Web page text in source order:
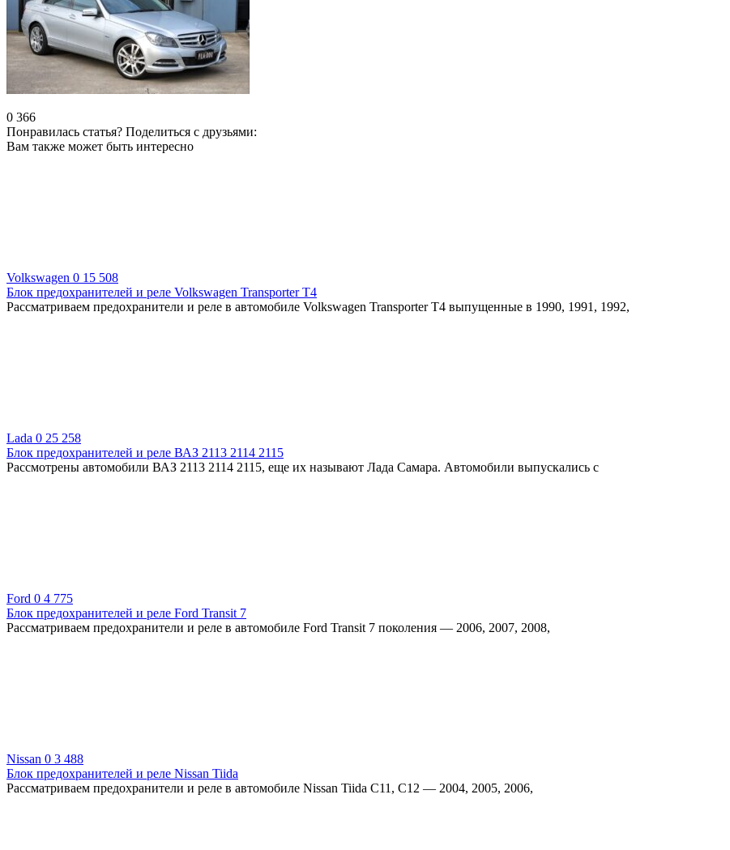
0 366
Понравилась статья? Поделиться с друзьями:
Вам также может быть интересно
Volkswagen 0 15 508
Блок предохранителей и реле Volkswagen Transporter T4
Рассматриваем предохранители и реле в автомобиле Volkswagen Transporter T4 выпущенные в 1990, 1991, 1992,
Lada 0 25 258
Блок предохранителей и реле ВАЗ 2113 2114 2115
Рассмотрены автомобили ВАЗ 2113 2114 2115, еще их называют Лада Самара. Автомобили выпускались с
Ford 0 4 775
Блок предохранителей и реле Ford Transit 7
Рассматриваем предохранители и реле в автомобиле Ford Transit 7 поколения — 2006, 2007, 2008,
Nissan 0 3 488
Блок предохранителей и реле Nissan Tiida
Рассматриваем предохранители и реле в автомобиле Nissan Tiida С11, С12 — 2004, 2005, 2006,